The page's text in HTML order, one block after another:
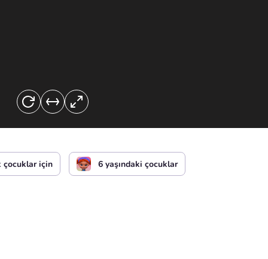
çocuklar için 6 yaşındaki çocuklar